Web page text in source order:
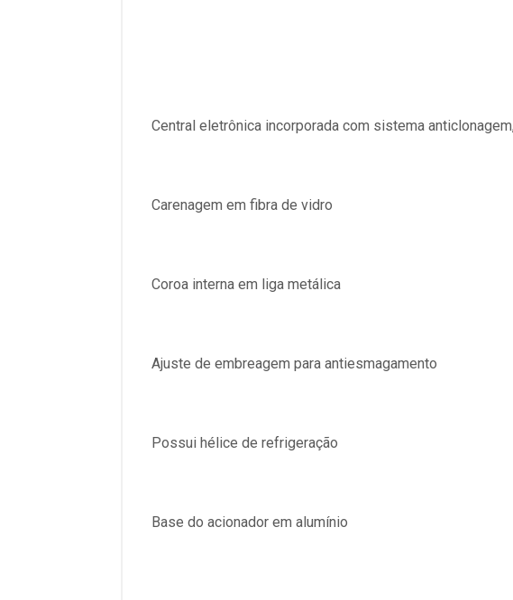
Central eletrônica incorporada com sistema
Carenagem em fibra de vidro
Coroa interna em liga metálica
Ajuste de embreagem para antiesmagamento
Possui hélice de refrigeração
Base do acionador em alumínio